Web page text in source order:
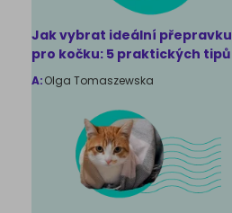
Jak vybrat ideální přepravku
pro kočku: 5 praktických tipů
A:Olga Tomaszewska